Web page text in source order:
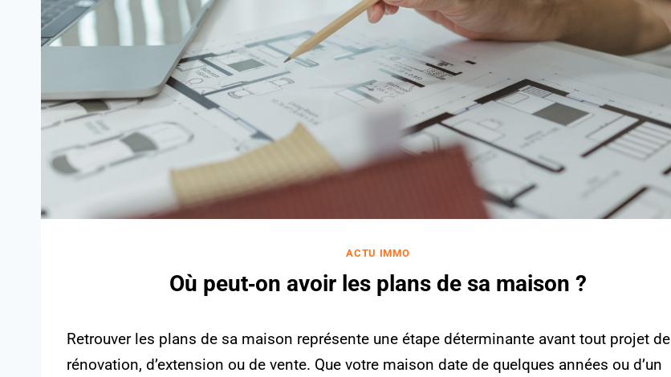
ACTU IMMO
Où peut‑on avoir les plans de sa maison ?
Retrouver les plans de sa maison représente une étape déterminante avant tout projet de
rénovation, d’extension ou de vente. Que votre maison date de quelques années ou d’un